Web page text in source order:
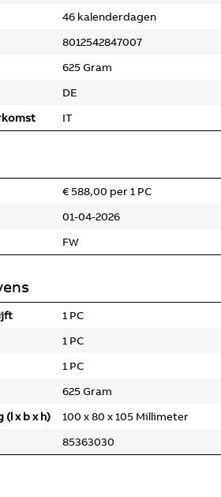
46 kalenderdagen
8012542847007
625 Gram
DE
IT
€ 588,00 per 1 PC
01-04-2026
FW
1 PC
1 PC
1 PC
625 Gram
x b x h)
100 x 80 x 105 Millimeter
85363030